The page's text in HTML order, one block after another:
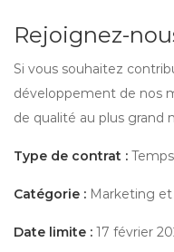
Rejoignez-
Si vous souhaitez
développement de nos
de qualité au plus grand
Type de contrat :
Catégorie : Marketing
Date limite : 17 février